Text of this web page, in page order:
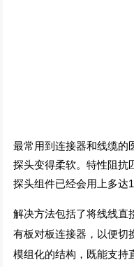
最常用到连接器和线缆的
探头变得柔软。特性阻抗
探头组件已经会用上多达
解决方法包括了将线线直
有板对板连接器，以便切
模组化的结构，既能支持